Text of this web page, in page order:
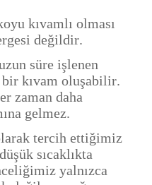
kıvamlı olması
değildir.
süre işlenen
kıvam oluşabilir.
zaman daha
gelmez.
tercih ettiğimiz
sıcaklıkta
yalnızca